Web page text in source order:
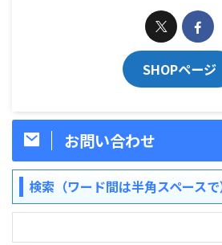
SHOPページ
お問い合わせ
検索（ワード間は半角スペースで